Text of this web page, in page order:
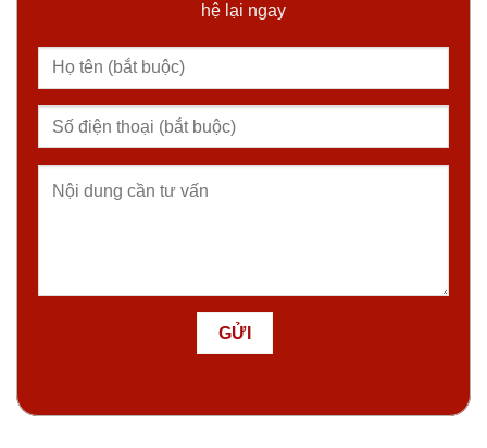
hệ lại ngay